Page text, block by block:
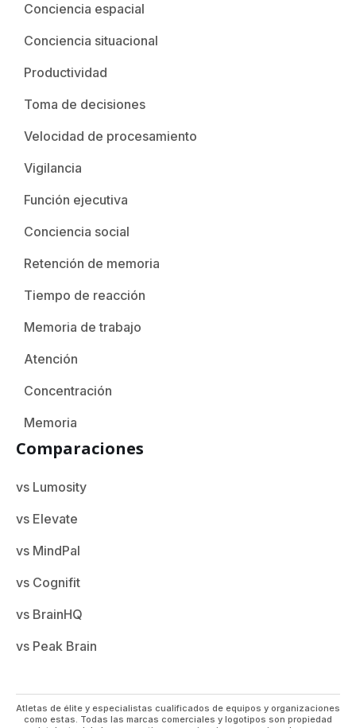
Conciencia espacial
Conciencia situacional
Productividad
Toma de decisiones
Velocidad de procesamiento
Vigilancia
Función ejecutiva
Conciencia social
Retención de memoria
Tiempo de reacción
Memoria de trabajo
Atención
Concentración
Memoria
Comparaciones
vs Lumosity
vs Elevate
vs MindPal
vs Cognifit
vs BrainHQ
vs Peak Brain
Atletas de élite y especialistas cualificados de equipos y organizaciones
como estas. Todas las marcas comerciales y logotipos son propiedad